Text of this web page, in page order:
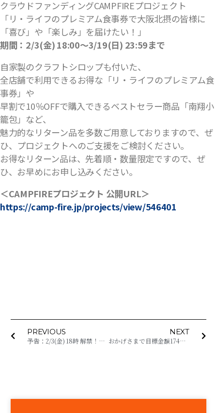
クラウドファンディングCAMPFIREプロジェクト
「リ・ライフのプレミアム食事券で大阪北摂の皆様に
「喜び」や「楽しみ」を届けたい！」
期間：2/3(金) 18:00〜3/19(日) 23:59まで
自家製のクラフトシロップも付いた、
全店舗で利用できるお得な「リ・ライフのプレミアム食
事券」や
早割で10％OFFで購入できるベストセラー商品「南翔小
籠包」など、
魅力的なリターン品を多数ご用意しておりますので、ぜ
ひ、プロジェクトへのご支援をご検討ください。
お得なリターン品は、先着順・数量限定ですので、ぜ
ひ、お早めにお申し込みください。
＜CAMPFIREプロジェクト 公開URL＞
https://camp-fire.jp/projects/view/546401
PREVIOUS
予告：2/3(金) 18時 解禁！クラウドファンディング CAMPFIREプロジェクト
NEXT
おかげさまで目標金額174%達成！クラウドファンディング CAMPFIREプロジェクト